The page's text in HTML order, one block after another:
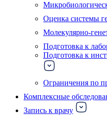
Оценка системы
Молекулярно-
Подготовка к
Подготовка к
Ограничения по
Комплексные
Запись к врачу